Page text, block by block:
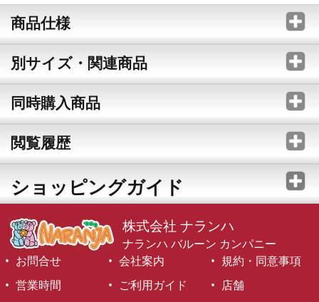
商品仕様
別サイズ・関連商品
同時購入商品
閲覧履歴
ショッピングガイド
株式会社 ナランハ
ナランハ バルーン カンパニー
お問合せ
会社案内
規約・同意事項
営業時間
ご利用ガイド
店舗